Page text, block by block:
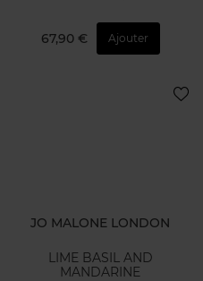
67,90 € Ajouter
JO MALONE LONDON
LIME BASIL AND
MANDARINE